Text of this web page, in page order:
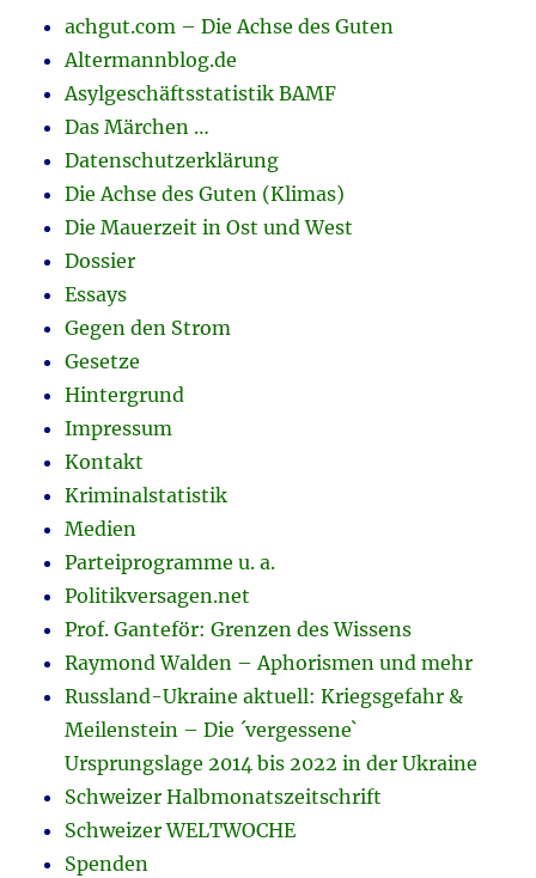
achgut.com – Die Achse des Guten
Altermannblog.de
Asylgeschäftsstatistik BAMF
Das Märchen …
Datenschutzerklärung
Die Achse des Guten (Klimas)
Die Mauerzeit in Ost und West
Dossier
Essays
Gegen den Strom
Gesetze
Hintergrund
Impressum
Kontakt
Kriminalstatistik
Medien
Parteiprogramme u. a.
Politikversagen.net
Prof. Ganteför: Grenzen des Wissens
Raymond Walden – Aphorismen und mehr
Russland-Ukraine aktuell: Kriegsgefahr &
Meilenstein – Die ´vergessene`
Ursprungslage 2014 bis 2022 in der Ukraine
Schweizer Halbmonatszeitschrift
Schweizer WELTWOCHE
Spenden